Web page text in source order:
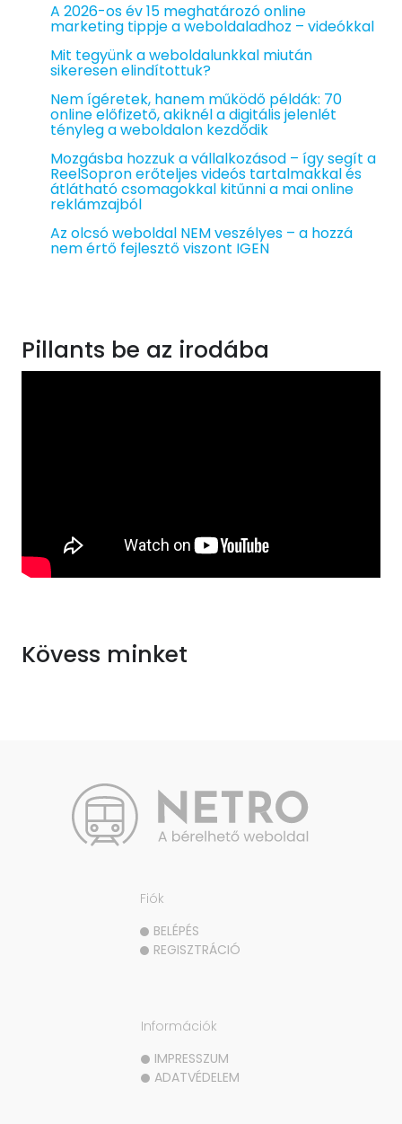
A 2026-os év 15 meghatározó online
marketing tippje a weboldaladhoz – videókkal
Mit tegyünk a weboldalunkkal miután
sikeresen elindítottuk?
Nem ígéretek, hanem működő példák: 70
online előfizető, akiknél a digitális jelenlét
tényleg a weboldalon kezdődik
Mozgásba hozzuk a vállalkozásod – így segít a
ReelSopron erőteljes videós tartalmakkal és
átlátható csomagokkal kitűnni a mai online
reklámzajból
Az olcsó weboldal NEM veszélyes – a hozzá
nem értő fejlesztő viszont IGEN
Pillants be az irodába
Kövess minket
Információk
IMPRESSZUM
ADATVÉDELEM
Fiók
BELÉPÉS
REGISZTRÁCIÓ